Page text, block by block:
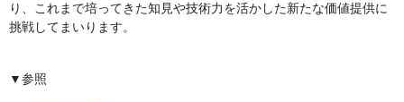
り、これまで培ってきた知見や技術力を活かした新たな価値提供に
挑戦してまいります。
▼参照